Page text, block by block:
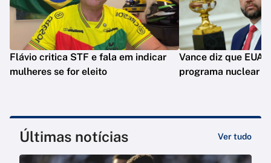
Flávio critica STF e fala em indicar
mulheres se for eleito
Vance diz que EUA
programa nuclear
Últimas notícias Ver tudo